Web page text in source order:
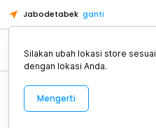
Jabodetabek ganti
Alat Kopi
Silakan ubah lokasi store sesuai
dengan lokasi Anda.
Mengerti